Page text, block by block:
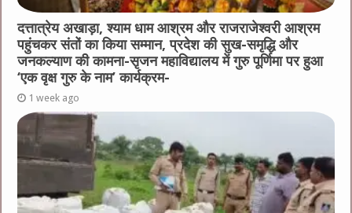
दत्तात्रेय अखाड़ा, श्याम धाम आश्रम और राजराजेश्वरी आश्रम
पहुंचकर संतों का किया सम्मान, प्रदेश की सुख-समृद्धि और
जनकल्याण की कामना-सृजन महाविद्यालय में गुरु पूर्णिमा पर हुआ
‘एक वृक्ष गुरु के नाम’ कार्यक्रम-
1 week ago